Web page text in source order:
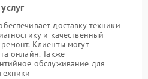
доставку техники
и качественный
Клиенты могут
онлайн. Также
обслуживание для